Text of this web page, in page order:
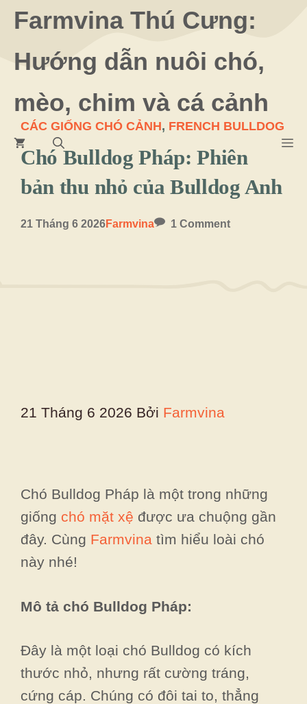
Chuyển
đến
nội
Farmvina Thú Cưng:
Hướng dẫn nuôi chó,
mèo, chim và cá cảnh
CÁC GIỐNG CHÓ CẢNH, FRENCH BULLDOG
Chó Bulldog Pháp: Phiên
bản thu nhỏ của Bulldog Anh
21 Tháng 6 2026Farmvina 1 Comment
21 Tháng 6 2026 Bởi Farmvina
Chó Bulldog Pháp là một trong những
giống chó mặt xệ được ưa chuộng gần
đây. Cùng Farmvina tìm hiểu loài chó
này nhé!
Mô tả chó Bulldog Pháp:
Đây là một loại chó Bulldog có kích
thước nhỏ, nhưng rất cường tráng,
cứng cáp. Chúng có đôi tai to, thẳng